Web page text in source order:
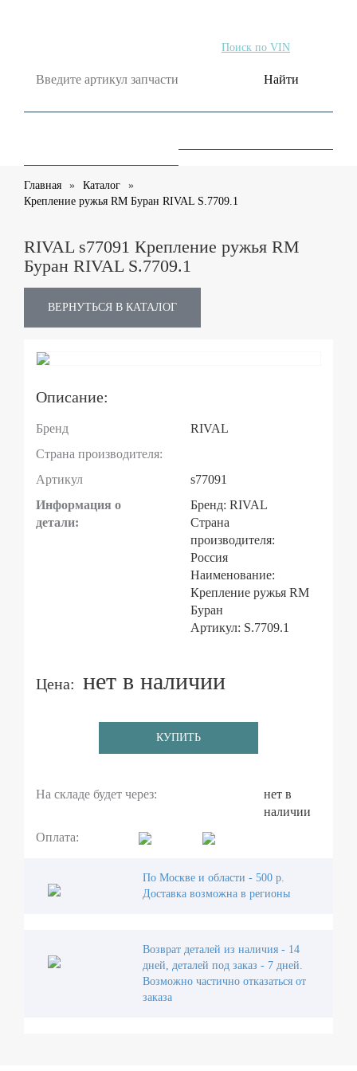
Поиск по VIN
Найти
Главная
Каталог
Крепление ружья RM Буран RIVAL S.7709.1
RIVAL s77091 Крепление ружья RM
Буран RIVAL S.7709.1
ВЕРНУТЬСЯ В КАТАЛОГ
Описание:
Бренд
RIVAL
Страна производителя:
Артикул
s77091
Информация о
детали:
Бренд: RIVAL
Страна
производителя:
Россия
Наименование:
Крепление ружья RM
Буран
Артикул: S.7709.1
Цена: нет в наличии
КУПИТЬ
На складе будет через:
нет в
наличии
Оплата:
По Москве и области - 500 р.
Доставка возможна в регионы
Возврат деталей из наличия - 14
дней, деталей под заказ - 7 дней.
Возможно частично отказаться от
заказа